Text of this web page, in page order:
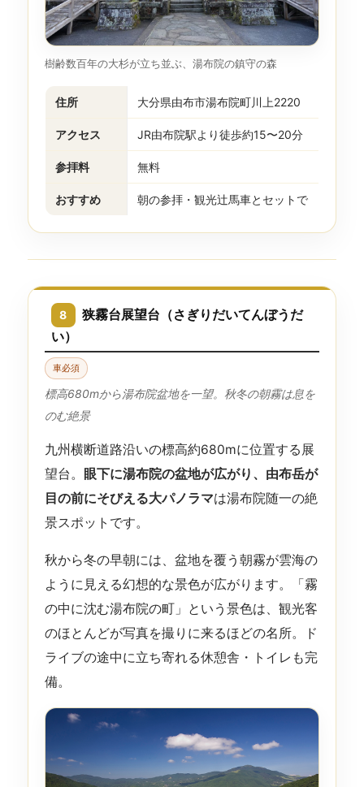
樹齢数百年の大杉が立ち並ぶ、湯布院の鎮守の森
住所 大分県由布市湯布院町川上2220
アクセス JR由布院駅より徒歩約15〜20分
参拝料 無料
おすすめ 朝の参拝・観光辻馬車とセットで
8
狭霧台展望台（さぎりだいてんぼうだ
い）
車必須
標高680mから湯布院盆地を一望。秋冬の朝霧は息を
のむ絶景
九州横断道路沿いの標高約680mに位置する展
望台。 眼下に湯布院の盆地が広がり、由布岳が
目の前にそびえる大パノラマは湯布院随一の絶
景スポットです。
秋から冬の早朝には、盆地を覆う朝霧が雲海の
ように見える幻想的な景色が広がります。「霧
の中に沈む湯布院の町」という景色は、観光客
のほとんどが写真を撮りに来るほどの名所。ド
ライブの途中に立ち寄れる休憩舎・トイレも完
備。